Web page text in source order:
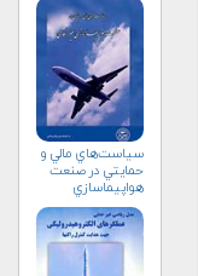
سياست‌هاي مالي و
حمايتي در صنعت
هواپيماسازي
غيرنظامي+دریافت
نسخه‌ الکترونیکی